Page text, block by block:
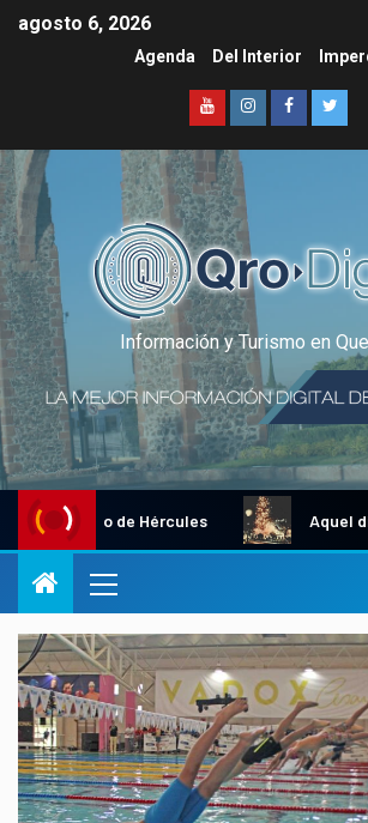
agosto 6, 2026
Agenda Del Interior
Información y Turismo en
Gallo de Hércules Aquel